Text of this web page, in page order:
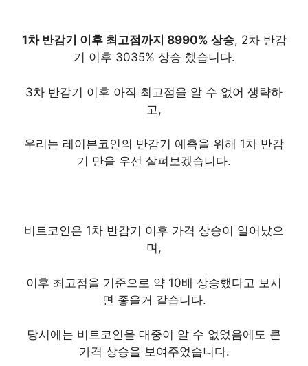
1차 반감기 이후 최고점까지 8990% 상승, 2차 반감
기 이후 3035% 상승 했습니다.
3차 반감기 이후 아직 최고점을 알 수 없어 생략하
고,
우리는 레이븐코인의 반감기 예측을 위해 1차 반감
기 만을 우선 살펴보겠습니다.
비트코인은 1차 반감기 이후 가격 상승이 일어났으
며,
이후 최고점을 기준으로 약 10배 상승했다고 보시
면 좋을거 같습니다.
당시에는 비트코인을 대중이 알 수 없었음에도 큰
가격 상승을 보여주었습니다.